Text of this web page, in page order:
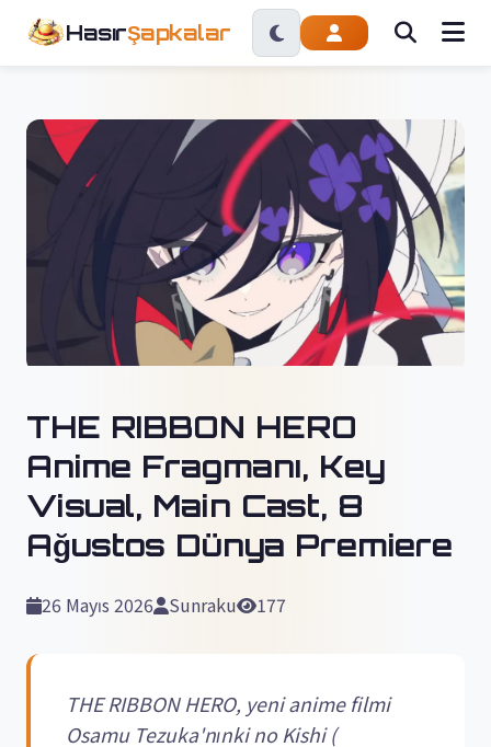
HasırŞapkalar
THE RIBBON HERO
Anime Fragmanı, Key
Visual, Main Cast, 8
Ağustos Dünya Premiere
26 Mayıs 2026 Sunraku 177
THE RIBBON HERO, yeni anime filmi
Osamu Tezuka'nınki no Kishi (